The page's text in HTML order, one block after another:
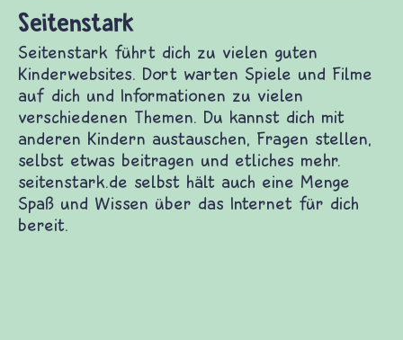
Dort warten Spiele und Filme auf
Themen. Du kannst dich mit anderen Kindern
und etliches mehr. seitenstark.de selbst